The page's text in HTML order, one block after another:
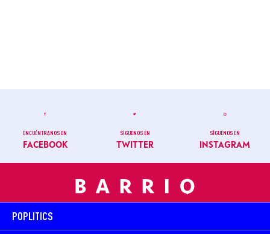
ENCUÉNTRANOS EN
FACEBOOK
SÍGUENOS EN
TWITTER
SÍGUENOS EN
INSTAGRAM
POPLITICS